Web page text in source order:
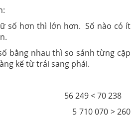
số hơn thì lớn hơn. Số nào có ít
bằng nhau thì so sánh từng cặp
kể từ trái sang phải.
56 249 < 70 238
398 5 710 070 > 260